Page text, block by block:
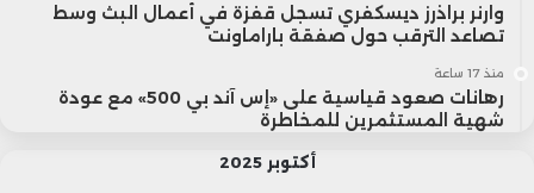
وارنر براذرز ديسكفري تسجل قفزة في أعمال البث وسط
تصاعد الترقب حول صفقة باراماونت
منذ 17 ساعة
رهانات صعود قياسية على «إس آند بي 500» مع عودة
شهية المستثمرين للمخاطرة
أكتوبر 2025